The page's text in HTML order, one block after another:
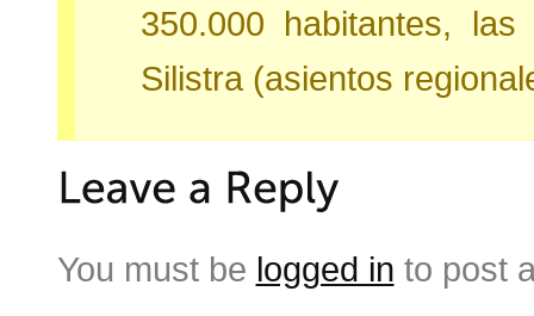
350.000 habitantes,
Silistra (asientos
You must be logged in to post